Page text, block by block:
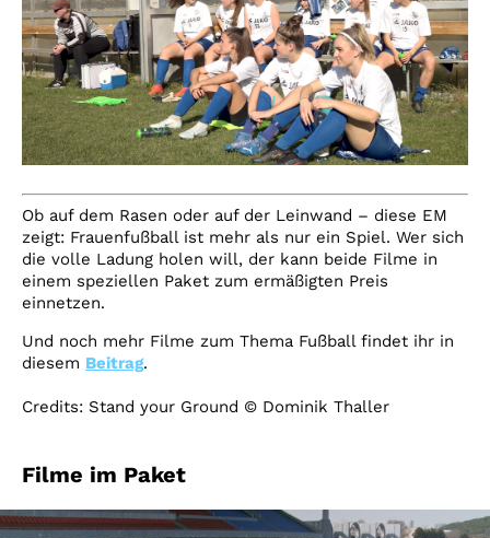
Ob auf dem Rasen oder auf der Leinwand – diese EM
zeigt: Frauenfußball ist mehr als nur ein Spiel. Wer sich
die volle Ladung holen will, der kann beide Filme in
einem speziellen Paket zum ermäßigten Preis
einnetzen.
Und noch mehr Filme zum Thema Fußball findet ihr in
diesem Beitrag.
Credits: Stand your Ground © Dominik Thaller
Filme im Paket